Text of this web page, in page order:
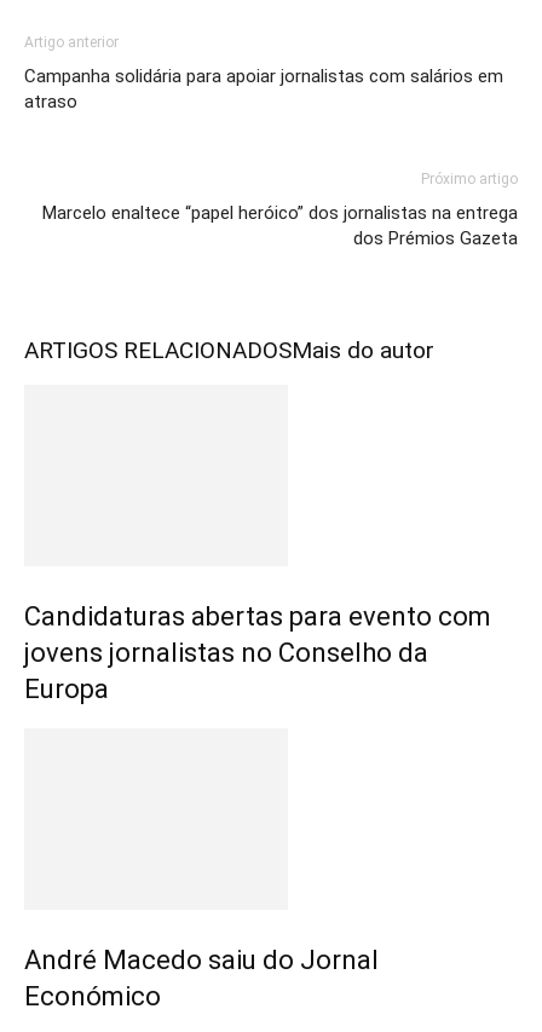
Artigo anterior
Campanha solidária para apoiar jornalistas com salários em
atraso
Próximo artigo
Marcelo enaltece “papel heróico” dos jornalistas na entrega
dos Prémios Gazeta
ARTIGOS RELACIONADOSMais do autor
Candidaturas abertas para evento com
jovens jornalistas no Conselho da
Europa
André Macedo saiu do Jornal
Económico